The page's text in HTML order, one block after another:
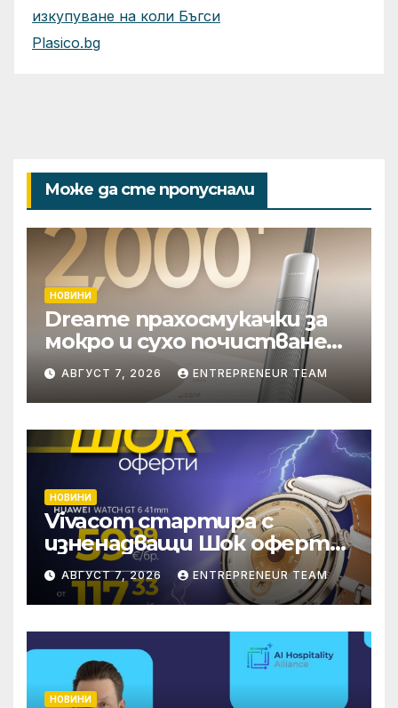
изкупуване на коли Бъгси
Plasico.bg
Може да сте пропуснали
НОВИНИ
Dreame прахосмукачки за
мокро и сухо почистване
надхвърлиха 2 000
патентни заявки в
световен мащаб
АВГУСТ 7, 2026 ENTREPRENEUR TEAM
НОВИНИ
Vivacom стартира с
изненадващи Шок оферти
през август онлайн
АВГУСТ 7, 2026 ENTREPRENEUR TEAM
НОВИНИ